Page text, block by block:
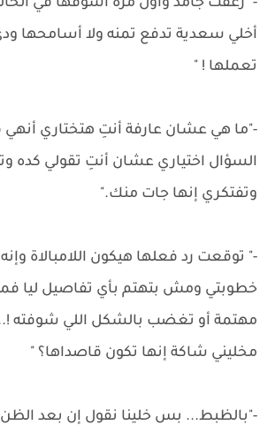
-" زعقت جامد وأول مرة أشوفها في
أخلي سعدية تدفع تمنه ولا أسامحها
تعملها ! "
-"ما هي عشان عارفة أنتِ هتختاري
السؤال اختياري عشان أنتِ تقولي كده
وتفتكري إنها جات منك."
-" توقعت رد فعلها هيكون اللامبالاة
خطوبتي ومش بتهتم بأي تفاصيل ليا
مهتمة أو تغضب بالشكل اللي شوفته !..
مخليني شاكة إنها تكون قاصداها؟ "
-"بالظبط... بس خلينا نقول إن بعد